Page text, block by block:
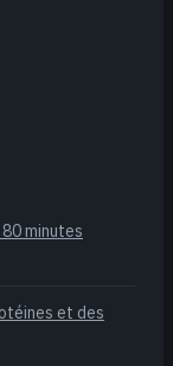
minutes
et des